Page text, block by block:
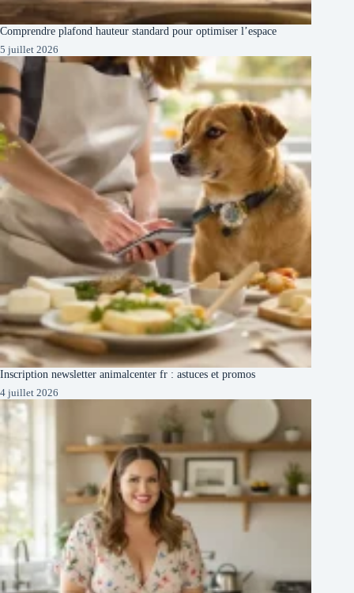
Comprendre plafond hauteur standard pour optimiser l’espace
5 juillet 2026
Inscription newsletter animalcenter fr : astuces et promos
4 juillet 2026